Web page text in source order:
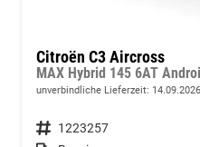
Citroën C3 Aircross
unverbindliche Lieferzeit: 14.09.2026
Fahrzeugnummer 1223257